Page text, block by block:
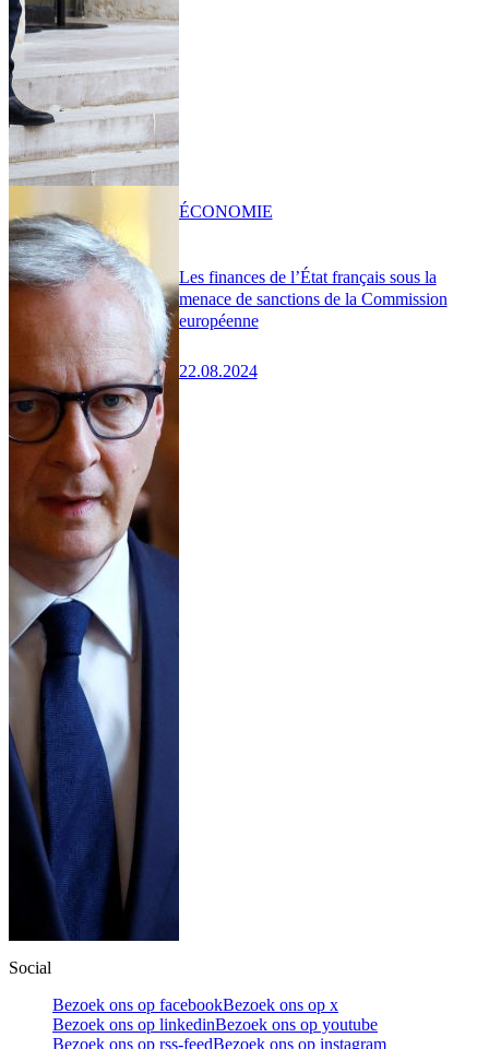
Les finances de l’État français sous la
menace de sanctions de la Commission
européenne
22.08.2024
ÉCONOMIE
Social
Bezoek ons op facebookBezoek ons op x
Bezoek ons op linkedinBezoek ons op youtube
Bezoek ons op rss-feedBezoek ons op instagram